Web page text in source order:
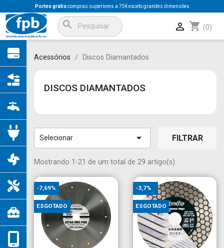
Portes grátiscompras superiores a 75€ exceto grandes dimensões
search shopping_cart (0)

Acessórios Discos Diamantados
DISCOS DIAMANTADOS
Selecionar  FILTRAR
Mostrando 1-21 de um total de 29 artigo(s)
-7,69%
ESGOTADO
-3,7%
ESGOTADO